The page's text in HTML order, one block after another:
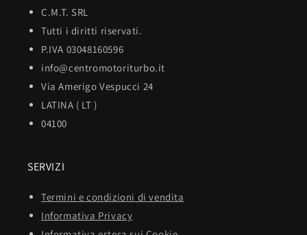
C.M.T. SRL
Tutti i diritti riservati.
P.IVA 03048160596
info@centromotoriturbo.it
Via Amerigo Vespucci 24
LATINA ( LT )
04100
SERVIZI
Termini e condizioni di vendita
Informativa Privacy